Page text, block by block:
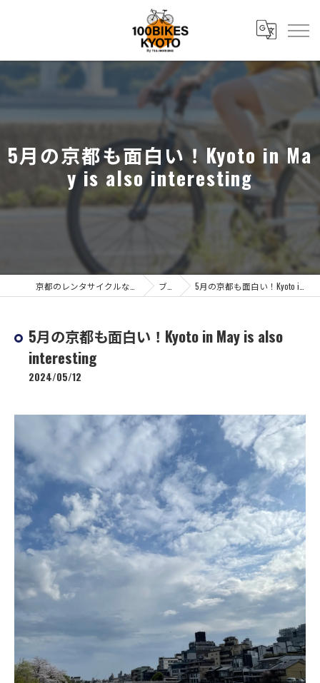
5月の京都も面白い！Kyoto in Ma
y is also interesting
ブログ 5月の京都も面白い！Kyoto in May is also interesting
5月の京都も面白い！Kyoto in May is also
interesting
2024/05/12